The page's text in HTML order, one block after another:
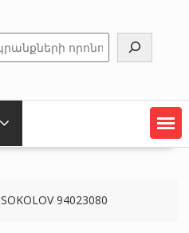
Որոնել
SOKOLOV 94023080